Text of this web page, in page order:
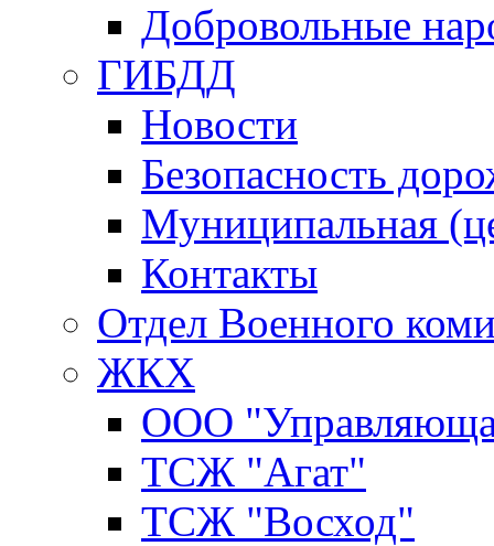
Добровольные
ГИБДД
Новости
Безопасность
Муниципальная
Контакты
Отдел Военного
ЖКХ
ООО
ТСЖ "Агат"
ТСЖ "Восход"